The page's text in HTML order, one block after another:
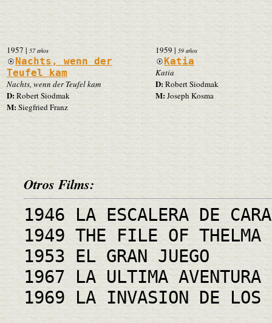
1957 | 57 años
Nachts, wenn der
Teufel kam
Nachts, wenn der Teufel kam
D:Robert Siodmak
M:Siegfried Franz
1959| 59 años
Katia
Katia
D:Robert Siodmak
M:Joseph Kosma
Otros Films:
1946 LA ESCALERA DE
1949 THE FILE OF THELMA
1953 EL GRAN JUEGO
1967 LA ULTIMA AVENTURA
1969 LA INVASION DE LOS